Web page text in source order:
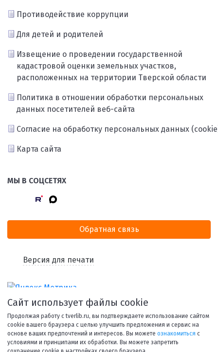
Противодействие коррупции
Для детей и родителей
Извещение о проведении государственной
кадастровой оценки земельных участков,
расположенных на территории Тверской области
Политика в отношении обработки персональных
данных посетителей веб-сайта
Согласие на обработку персональных данных
Карта сайта
МЫ В СОЦСЕТЯХ
Обратная связь
Версия для печати
© 1998-2026 Тверская областная библиотека им. А. М.
Сайт использует файлы cookie
Продолжая работу с tverlib.ru, вы подтверждаете использование сайтом
cookie вашего браузера с целью улучшить предложения и сервис на
основе ваших предпочтений и интересов. Вы можете ознакомиться с
условиями и принципами их обработки. Вы можете запретить